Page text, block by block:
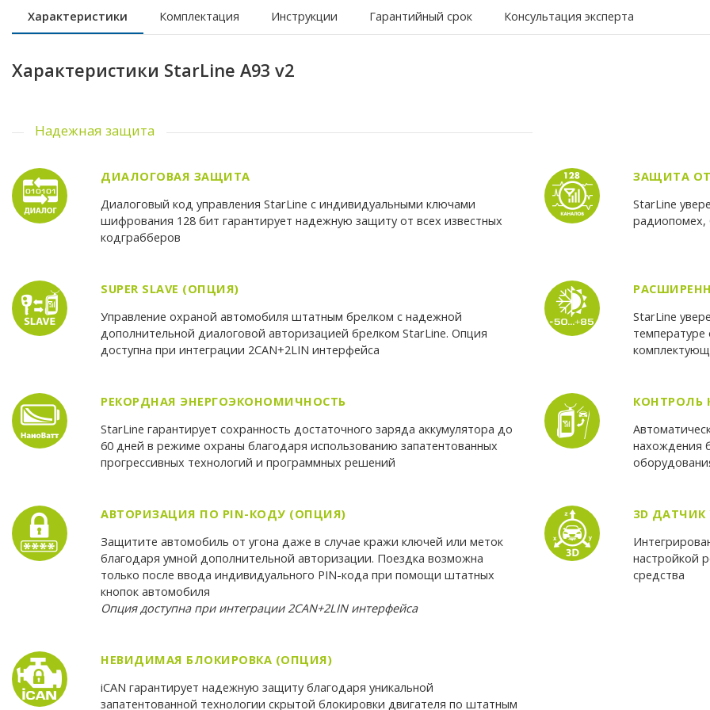
Характеристики Комплектация Инструкции Гарантийный срок Консультация эксперта
Характеристики StarLine A93 v2
Надежная защита
ДИАЛОГОВАЯ ЗАЩИТА
Диалоговый код управления StarLine c индивидуальными ключами
шифрования 128 бит гарантирует надежную защиту от всех известных
кодграбберов
ЗАЩИТА
StarLine
радиопомех,
SUPER SLAVE (ОПЦИЯ)
Управление охраной автомобиля штатным брелком с надежной
дополнительной диалоговой авторизацией брелком StarLine. Опция
доступна при интеграции 2CAN+2LIN интерфейса
StarLine
РЕКОРДНАЯ ЭНЕРГОЭКОНОМИЧНОСТЬ
StarLine гарантирует сохранность достаточного заряда аккумулятора до
60 дней в режиме охраны благодаря использованию запатентованных
прогрессивных технологий и программных решений
КОНТРОЛЬ
нахождения
АВТОРИЗАЦИЯ ПО PIN-КОДУ (ОПЦИЯ)
Защитите автомобиль от угона даже в случае кражи ключей или меток
благодаря умной дополнительной авторизации. Поездка возможна
только после ввода индивидуального PIN-кода при помощи штатных
кнопок автомобиля
Опция доступна при интеграции 2CAN+2LIN интерфейса
3D
настройкой
средства
НЕВИДИМАЯ БЛОКИРОВКА (ОПЦИЯ)
iCAN гарантирует надежную защиту благодаря уникальной
запатентованной технологии скрытой блокировки двигателя по штатным